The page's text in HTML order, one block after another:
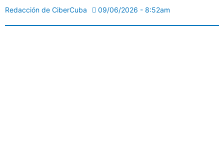
Redacción de CiberCuba 09/06/2026 - 8:52am